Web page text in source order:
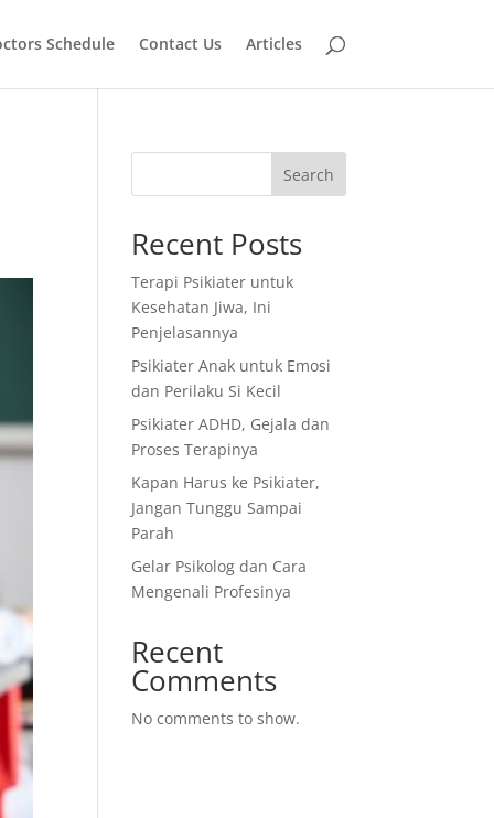
Schedule Contact Us Articles
Search
Recent Posts
Terapi Psikiater untuk
Kesehatan Jiwa, Ini
Penjelasannya
Psikiater Anak untuk Emosi
dan Perilaku Si Kecil
Psikiater ADHD, Gejala dan
Proses Terapinya
Kapan Harus ke Psikiater,
Jangan Tunggu Sampai
Parah
Gelar Psikolog dan Cara
Mengenali Profesinya
Recent
Comments
No comments to show.